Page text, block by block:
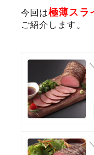
今回は極薄スラ
ご紹介します。